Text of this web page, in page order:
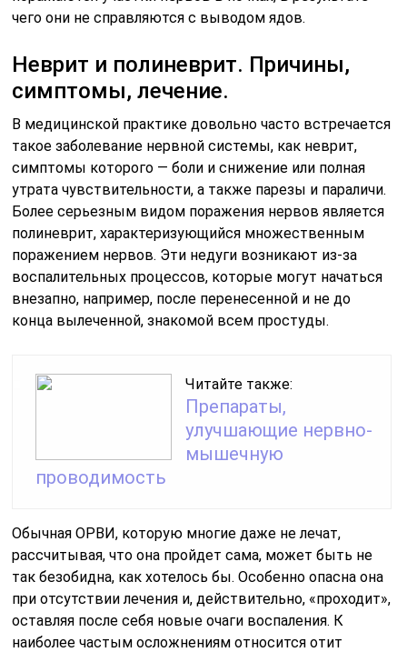
чего они не справляются с выводом ядов.
Неврит и полиневрит. Причины,
симптомы, лечение.
В медицинской практике довольно часто встречается
такое заболевание нервной системы, как неврит,
симптомы которого — боли и снижение или полная
утрата чувствительности, а также парезы и параличи.
Более серьезным видом поражения нервов является
полиневрит, характеризующийся множественным
поражением нервов. Эти недуги возникают из-за
воспалительных процессов, которые могут начаться
внезапно, например, после перенесенной и не до
конца вылеченной, знакомой всем простуды.
Читайте также:
Препараты,
улучшающие нервно-
мышечную
проводимость
Обычная ОРВИ, которую многие даже не лечат,
рассчитывая, что она пройдет сама, может быть не
так безобидна, как хотелось бы. Особенно опасна она
при отсутствии лечения и, действительно, «проходит»,
оставляя после себя новые очаги воспаления. К
наиболее частым осложнениям относится отит